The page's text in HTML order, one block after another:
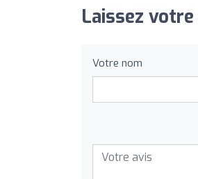
Laissez
Votre nom